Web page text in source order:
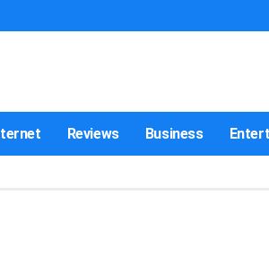
Reviews Business